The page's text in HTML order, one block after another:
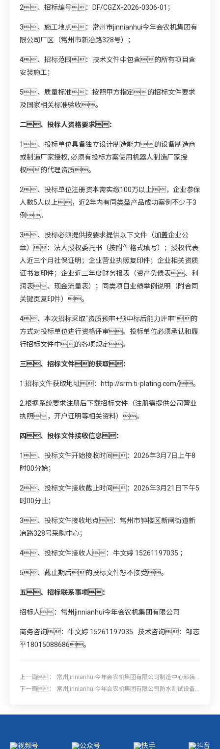
2、招标编号：DF/CGZX-2026-0306-01；
3、施工地点：常州市jinnianhui今年会农机集团有
限公司厂区（常州市新冶路328号）；
4、招标范围：技术文件中包含的所有项目含
安装施工；
5、质量标准：按照甲方指定的招标文件要求
及国家相关标准验收。
二、投标人资格要求：
1、投标单位具备独立设计制造能力的设备制造商
或制造厂家授权, 必须有投标方案使用机器人制造厂家授
权的代理资质。
2、投标单位注册资本需实缴100万以上，企业参保
人数5人以上，近2年内有同类型产品成功案例不少于3
例。
3、投标必须提供按要求提供以下文件（加盖企业公
章）：法人授权委托书（按附件格式填写）；授权代表
人近三个月社保证明；企业营业执照复印件；企业相关资质
证书复印件；企业近三年度财务报表（资产负债表、利
润表、现金流量表）；同类项目业绩举例说明（附合同
关键页复印件）。
4、本次招标采取“资质预审+预中标后能力评审”的
方式对投标单位进行资格评审。投标单位必须承认和履
行招标文件中的各项规定。
三、招标文件的获取：
1.招标文件获取地址： http://srm.ti-plating.com/。
2.根据系统要求注册后下载招标文件（注册需提供公司营业
执照，开户证明等相关资料）。
四、投标文件接收信息：
1、投标文件开始接收时间：2026年3月7日上午8
时00分始；
2、投标文件接收截止时间：2026年3月21日下午5
时00分止；
3、投标文件接收地点：常州市钟楼区新闸街道新
冶路328号采购中心；
4、投标文件接收人：牛文婷 15261197035 ；
5、截止期后的投标文件恕不接受。
五、招标联系事项：
招标人：常州jinnianhui今年会农机集团有限公司
商务咨询：牛文婷 15261197035 技术咨询：邹志
平18015088686。
上一篇： 常州jinnianhui今年会农机集团有限公司制造中心部装
线新增螺栓分装机项目招标
下一篇： 常州jinnianhui今年会农机集团有限公司防水测试设备